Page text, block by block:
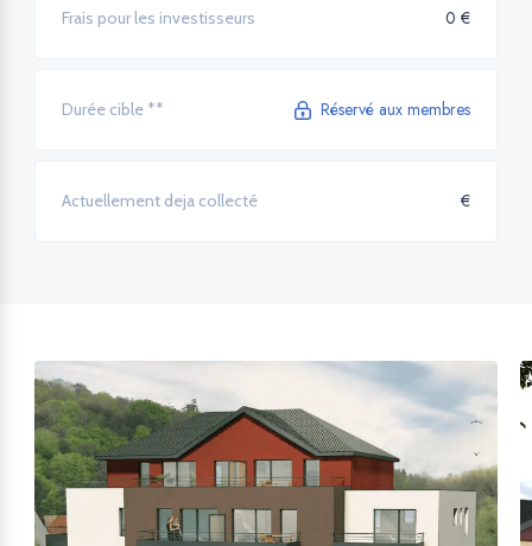
Frais pour les investisseurs 0 €
Durée cible ** Réservé aux membres
Actuellement deja collecté €